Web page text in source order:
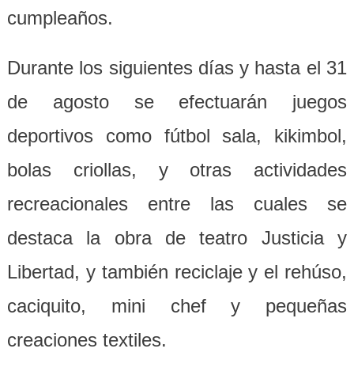
cumpleaños.
Durante los siguientes días y hasta el 31
de agosto se efectuarán juegos
deportivos como fútbol sala, kikimbol,
bolas criollas, y otras actividades
recreacionales entre las cuales se
destaca la obra de teatro Justicia y
Libertad, y también reciclaje y el rehúso,
caciquito, mini chef y pequeñas
creaciones textiles.